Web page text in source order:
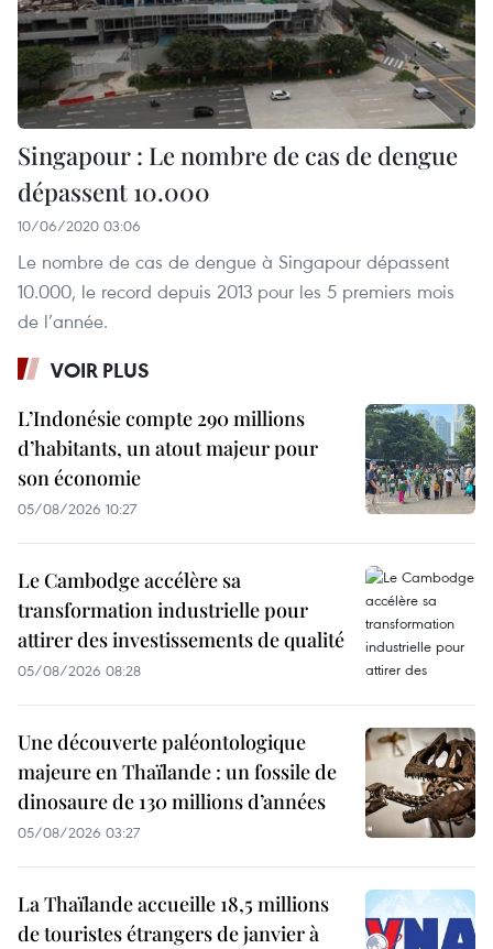
Singapour : Le nombre de cas de dengue
dépassent 10.000
10/06/2020 03:06
Le nombre de cas de dengue à Singapour dépassent
10.000, le record depuis 2013 pour les 5 premiers mois
de l’année.
VOIR PLUS
L’Indonésie compte 290 millions
d’habitants, un atout majeur pour
son économie
05/08/2026 10:27
Le Cambodge accélère sa
transformation industrielle pour
attirer des investissements de qualité
05/08/2026 08:28
Une découverte paléontologique
majeure en Thaïlande : un fossile de
dinosaure de 130 millions d’années
05/08/2026 03:27
La Thaïlande accueille 18,5 millions
de touristes étrangers de janvier à